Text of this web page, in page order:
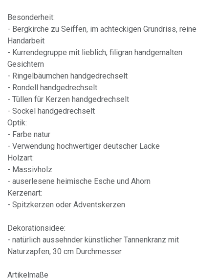
Besonderheit:
- Bergkirche zu Seiffen, im achteckigen Grundriss, reine
Handarbeit
- Kurrendegruppe mit lieblich, filigran handgemalten
Gesichtern
- Ringelbäumchen handgedrechselt
- Rondell handgedrechselt
- Tüllen für Kerzen handgedrechselt
- Sockel handgedrechselt
Optik:
- Farbe natur
- Verwendung hochwertiger deutscher Lacke
Holzart:
- Massivholz
- auserlesene heimische Esche und Ahorn
Kerzenart:
- Spitzkerzen oder Adventskerzen
Dekorationsidee:
- natürlich aussehnder künstlicher Tannenkranz mit
Naturzapfen, 30 cm Durchmesser
Artikelmaße